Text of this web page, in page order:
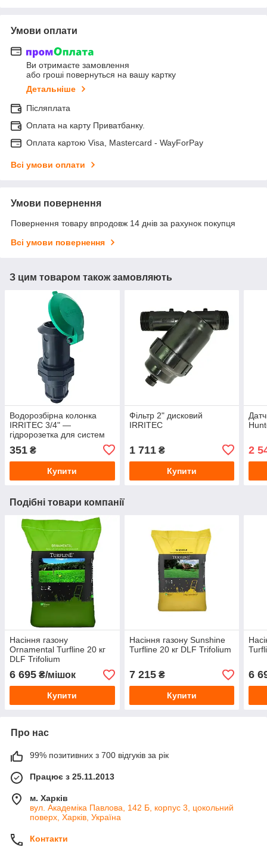
Умови оплати
Ви отримаєте замовлення
або гроші повернуться на вашу картку
Детальніше
Післяплата
Оплата на карту Приватбанку.
Оплата картою Visa, Mastercard - WayForPay
Всі умови оплати
Умови повернення
Повернення товару впродовж 14 днів за рахунок покупця
Всі умови повернення
З цим товаром також замовляють
Водорозбірна колонка
IRRITEC 3/4" —
гідророзетка для систем
351 ₴
Купити
Фільтр 2" дисковий
IRRITEC
1 711₴
Купити
2
Подібні товари компанії
Насіння газону
Ornamental Turfline 20 кг
DLF Trifolium
6 695 ₴/мішок
Купити
Насіння газону Sunshine
Turfline 20 кг DLF Trifolium
7 215₴
Купити
6
Про нас
99% позитивних з 700 відгуків за рік
Працює з 25.11.2013
м. Харків
вул. Академіка Павлова, 142 Б, корпус 3, цокольний
поверх, Харків, Україна
Контакти